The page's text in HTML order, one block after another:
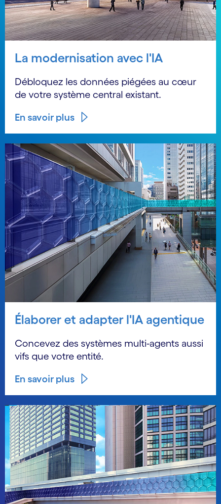
La modernisation avec l'IA
Débloquez les données piégées au cœur
de votre système central existant.
En savoir plus
Élaborer et adapter l'IA agentique
Concevez des systèmes multi-agents aussi
vifs que votre entité.
En savoir plus